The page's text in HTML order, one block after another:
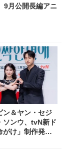
9月公開長編アニ
ン＆ヤン・セジ
ソンウ、tvN新ド
がけ」制作発表
枚)